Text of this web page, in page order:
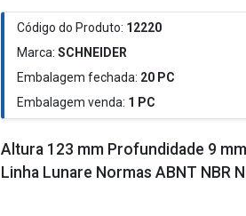
Código do Produto: 12220
Marca: SCHNEIDER
Embalagem fechada: 20 PC
Embalagem venda: 1 PC
Altura 123 mm Profundidade 9
Linha Lunare Normas ABNT NBR